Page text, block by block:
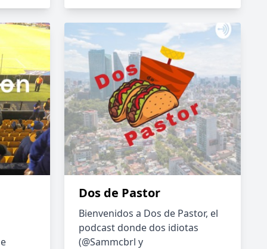
Dos de Pastor
Bienvenidos a Dos de Pastor, el
podcast donde dos idiotas
(@Sammcbrl y